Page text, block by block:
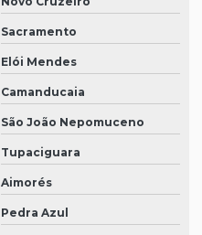
Sacramento
Elói Mendes
Camanducaia
São João Nepomuceno
Tupaciguara
Aimorés
Pedra Azul